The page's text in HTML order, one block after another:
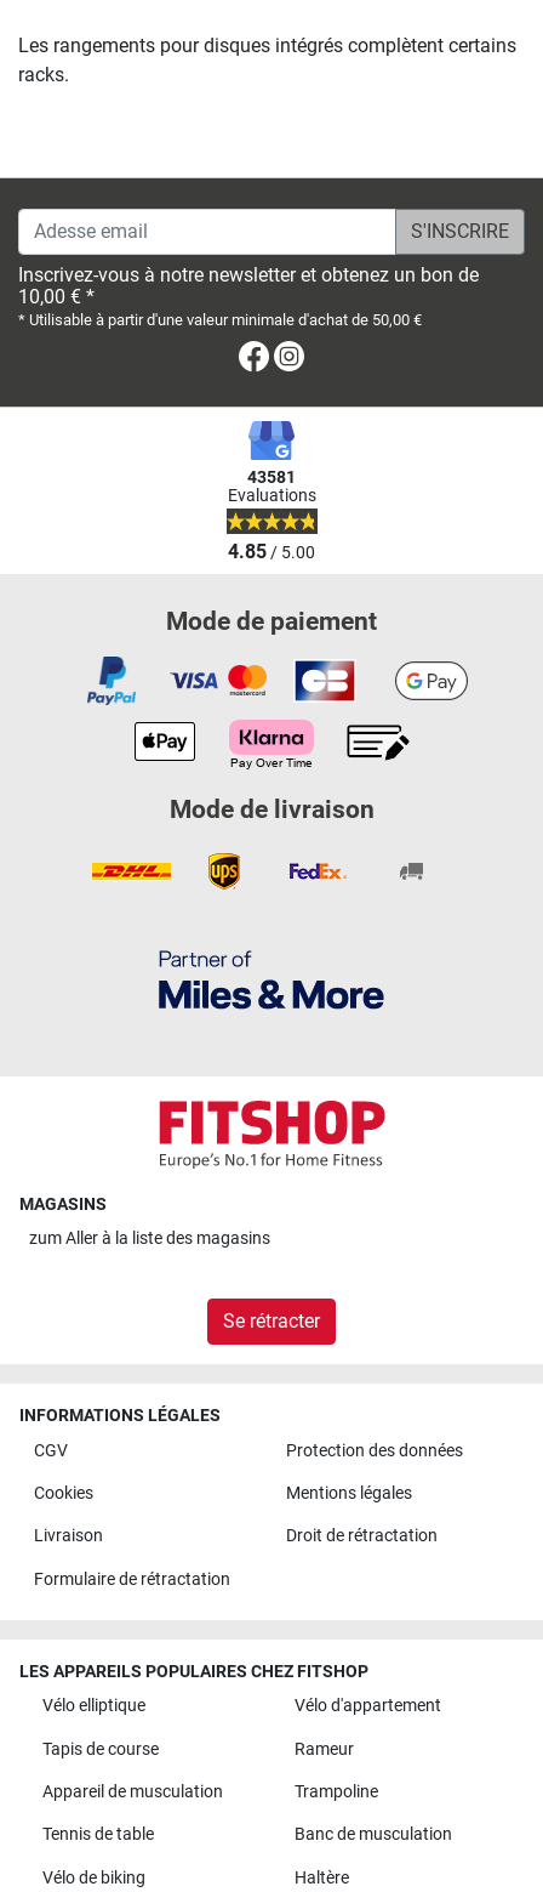
Les rangements pour disques intégrés complètent certains
racks.
Adesse email
Inscrivez-vous à notre newsletter et obtenez un bon de
10,00 € *
* Utilisable à partir d'une valeur minimale d'achat de 50,00 €
Facebook
43581
Evaluations
4.85/ 5.00
Mode de paiement
Mode de livraison
MAGASINS
zumAller à la liste des magasins
Se rétracter
INFORMATIONS LÉGALES
CGV
Protection des données
Cookies Mentions légales
Livraison Droit de rétractation
Formulaire de rétractation
LES APPAREILS POPULAIRES CHEZ FITSHOP
Vélo elliptique
Vélo d'appartement
Tapis de course Rameur
Appareil de musculation Trampoline
Tennis de table Banc de musculation
Vélo de biking Haltère